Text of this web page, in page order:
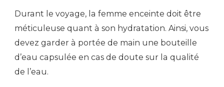
Durant le voyage, la femme enceinte doit être
méticuleuse quant à son hydratation. Ainsi, vous
devez garder à portée de main une bouteille
d’eau capsulée en cas de doute sur la qualité
de l’eau.